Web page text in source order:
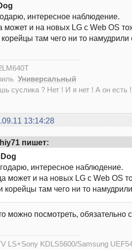
интересное наблюдение.
может и на новых LG с Web OS
там чего ни то намудрили
Универсальный
суслика ? Нет ! И я нет ! А он есть
13:14:28
пишет:
интересное наблюдение.
может и на новых LG с Web OS
корейцы там чего ни то
можно посмотреть, обязательно
LS+Sony KDLS5600/Samsung